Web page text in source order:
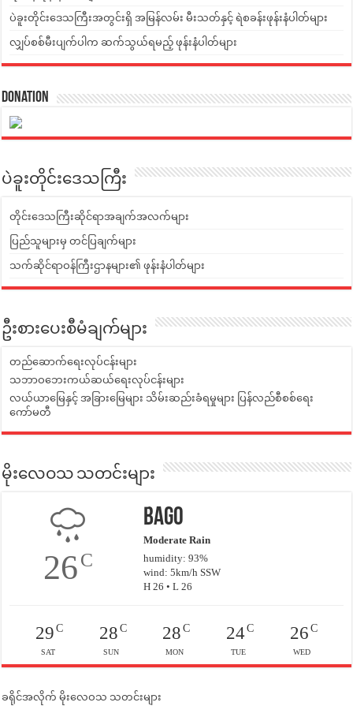
ပဲခူးတိုင်းဒေသကြီးအတွင်းရှိ အမြန်လမ်း မီးသတ်နှင့် ရဲစခန်းဖုန်းနံပါတ်များ
လျှပ်စစ်မီးပျက်ပါက ဆက်သွယ်ရမည့် ဖုန်းနံပါတ်များ
Donation
ပဲခူးတိုင်းဒေသကြီး
တိုင်းဒေသကြီးဆိုင်ရာအချက်အလက်များ
ပြည်သူများမှ တင်ပြချက်များ
သက်ဆိုင်ရာဝန်ကြီးဌာနများ၏ ဖုန်းနံပါတ်များ
ဦးစားပေးစီမံချက်များ
တည်ဆောက်ရေးလုပ်ငန်းများ
သဘာဝဘေးကယ်ဆယ်ရေးလုပ်ငန်းများ
လယ်ယာမြေနှင့် အခြားမြေများ သိမ်းဆည်းခံရမှုများ ပြန်လည်စီစစ်ရေး
ကော်မတီ
မိုးလေဝသ သတင်းများ
26C
Bago
Moderate Rain
humidity: 93%
wind: 5km/h SSW
H 26 • L 26
29C
SAT
28C
SUN
28 C
MON
24C
TUE
26C
WED
ခရိုင်အလိုက် မိုးလေဝသ သတင်းများ